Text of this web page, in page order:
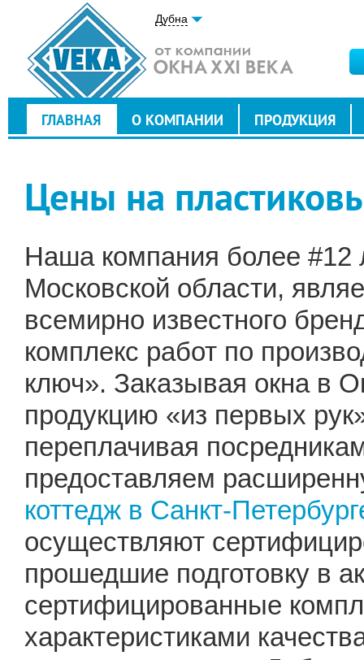
Дубна
ГЛАВНАЯ О КОМПАНИИ ПРОДУКЦИЯ
Цены на
Наша компания более #12
Московской области,
всемирно известного
комплекс работ по
ключ». Заказывая окна в
продукцию «из первых
переплачивая
предоставляем
коттедж в Санкт-
осуществляют
прошедшие подготовку в
сертифицированные
характеристиками